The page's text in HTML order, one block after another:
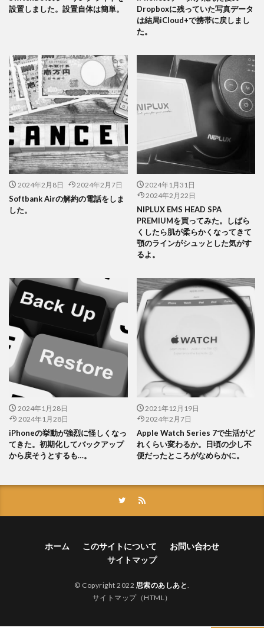
設置しました。設置自体は簡単。
Dropboxに残っていた写真データ
は結局iCloud+で携帯に戻しまし
た。
2024年2月8日 2024年2月7日
Softbank Airの解約の電話をしま
した。
2024年1月31日
2024年2月22日
NIPLUX EMS HEAD SPA
PREMIUMを買ってみた。しばら
くしたら肌が柔らかくなってきて
顎のラインがシュッとした気がす
るよ。
2024年1月28日
2024年1月28日
iPhoneの挙動が強烈に怪しくなっ
てきた。初期化してバックアップ
から戻そうとするも…。
2021年12月19日
2024年2月7日
Apple Watch Series 7で生活がど
れくらい変わるか。日頃の少し不
便だったところがなめらかに。
ホーム このサイトについて
お問い合わせ
サイトマップ
© Copyright 2022 思索のあしあと
サイトマップ（HTML）